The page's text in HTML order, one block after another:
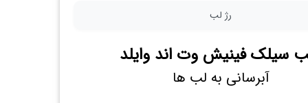
رژ لب
سیلک فینیش وت اند وایلد
آبرسانی به لب ها